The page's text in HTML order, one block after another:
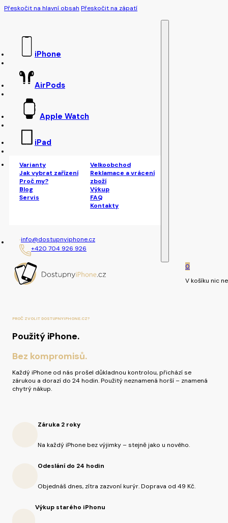
Přeskočit na hlavní obsah Přeskočit na zápatí
iPhone
AirPods
Apple Watch
iPad
Varianty
Jak vybrat zařízení
Proč my?
Blog
Servis
Velkoobchod
Reklamace a vrácení
zboží
Výkup
FAQ
Kontakty
info@dostupnyiphone.cz
+420 704 926 926
0
V košíku nic
PROČ ZVOLIT DOSTUPNYIPHONE.CZ?
Použitý iPhone.
Bez kompromisů.
Každý iPhone od nás prošel důkladnou kontrolou, přichází se
zárukou a dorazí do 24 hodin. Použitý neznamená horší – znamená
chytrý nákup.
Záruka 2 roky
Na každý iPhone bez výjimky – stejně jako u nového.
Odeslání do 24 hodin
Objednáš dnes, zítra zazvoní kurýr. Doprava od 49 Kč.
Výkup starého iPhonu